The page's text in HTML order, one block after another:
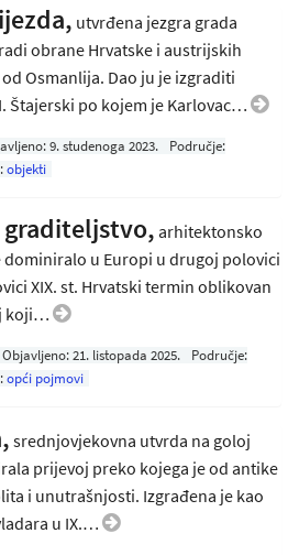
utvrđena jezgra grada
obrane Hrvatske i austrijskih
Osmanlija. Dao ju je izgraditi
Štajerski po kojem je Karlovac…
9. studenoga 2023.
Područje:
objekti
arhitektonsko
dominiralo u Europi u drugoj polovici
XIX. st. Hrvatski termin oblikovan
koji…
Objavljeno:21. listopada 2025.
Područje:
opći pojmovi
srednjovjekovna utvrda na goloj
prijevoj preko kojega je od antike
i unutrašnjosti. Izgrađena je kao
u IX.…